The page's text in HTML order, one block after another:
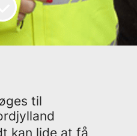
til
kan lide at få